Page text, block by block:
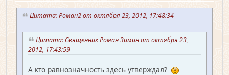
Цитата: Роман2 от октября 23, 2012, 17:48:34
Цитата: Священник Роман Зимин от октября 23,
2012, 17:43:59
А кто равнозначность здесь утверждал?